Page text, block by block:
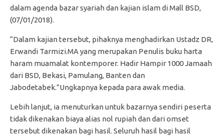
dalam agenda bazar syariah dan kajian islam di Mall BSD,
(07/01/2018).
“Dalam kajian tersebut, pihaknya menghadirkan Ustadz DR,
Erwandi Tarmizi.MA yang merupakan Penulis buku harta
haram muamalat kontemporer. Hadir Hampir 1000 Jamaah
dari BSD, Bekasi, Pamulang, Banten dan
Jabodetabek.”Ungkapnya kepada para awak media.
Lebih lanjut, ia menuturkan untuk bazarnya sendiri peserta
tidak dikenakan biaya alias nol rupiah dan dari omset
tersebut dikenakan bagi hasil. Seluruh hasil bagi hasil